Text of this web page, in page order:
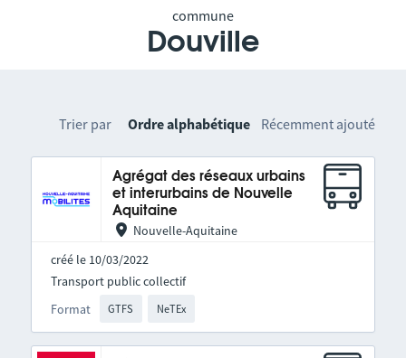
commune
Douville
Trier par Ordre alphabétique Récemment ajouté
Agrégat des réseaux urbains
et interurbains de Nouvelle
Aquitaine
Nouvelle-Aquitaine
créé le 10/03/2022
Format GTFS NeTEx
Transport public collectif